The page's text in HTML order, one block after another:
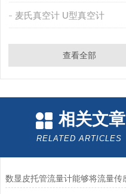
麦氏真空计 U型真空计
查看全部
相关文章
RELATED ARTICLES